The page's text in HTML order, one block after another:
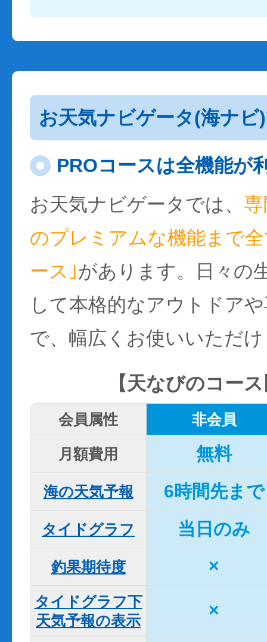
お天気ナビゲータ(海ナビ
PROコースは全機能が
お天気ナビゲータでは、
のプレミアムな機能まで
ース｣があります。日々の
して本格的なアウトドア
で、幅広くお使いいただ
【天なびのコー
会員属性 非会員
月額費用 無料
海の天気予報 6時間先まで
タイドグラフ 当日のみ
釣果期待度 ×
タイドグラフ下
天気予報の表示
×